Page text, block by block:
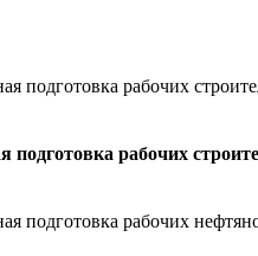
подготовка рабочих